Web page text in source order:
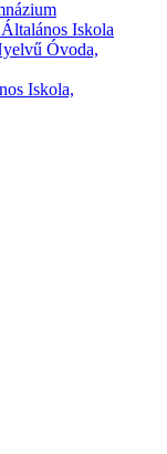
Iskola
Óvoda,
Iskola,